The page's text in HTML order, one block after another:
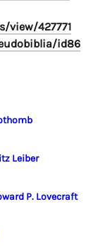
view/427771
id86
Leiber
P. Lovecraft